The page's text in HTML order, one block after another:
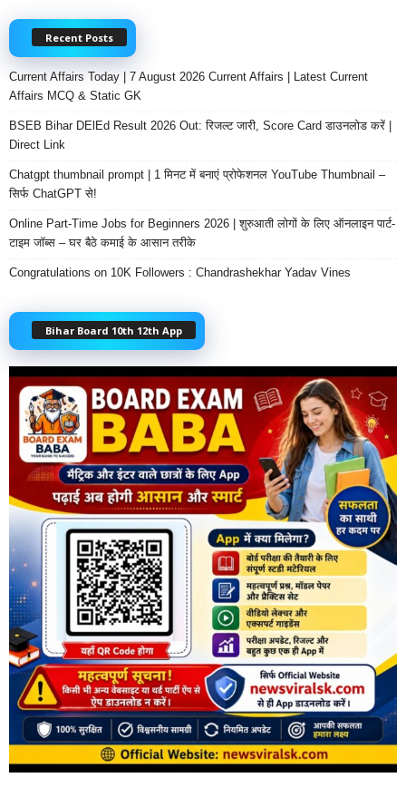
Recent Posts
Current Affairs Today | 7 August 2026 Current Affairs | Latest Current
Affairs MCQ & Static GK
BSEB Bihar DElEd Result 2026 Out: रिजल्ट जारी, Score Card डाउनलोड करें |
Direct Link
Chatgpt thumbnail prompt | 1 मिनट में बनाएं प्रोफेशनल YouTube Thumbnail –
सिर्फ ChatGPT से!
Online Part-Time Jobs for Beginners 2026 | शुरुआती लोगों के लिए ऑनलाइन पार्ट-
टाइम जॉब्स – घर बैठे कमाई के आसान तरीके
Congratulations on 10K Followers : Chandrashekhar Yadav Vines
Bihar Board 10th 12th App